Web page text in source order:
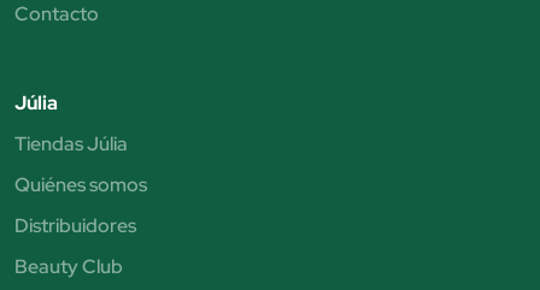
Contacto
Júlia
Tiendas Júlia
Quiénes somos
Distribuidores
Beauty Club